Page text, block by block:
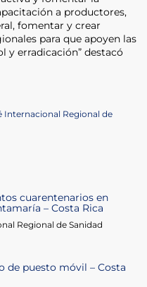
a productores,
fomentar y crear
para que apoyen las
y erradicación” destacó
Internacional Regional de
cuarentenarios en
– Costa Rica
Regional de Sanidad
de puesto móvil – Costa